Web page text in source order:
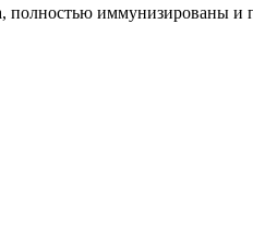
иммунизированы и